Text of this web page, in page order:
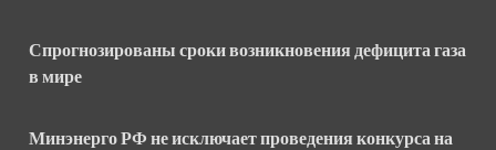
Спрогнозированы сроки возникновения дефицита газа
в мире
Минэнерго РФ не исключает проведения конкурса на